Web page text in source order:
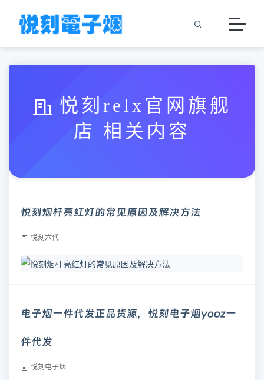
悦刻relx官网旗舰
店 相关内容
悦刻烟杆亮红灯的常见原因及解决方法
悦刻六代
电子烟一件代发正品货源，悦刻电子烟yooz一
件代发
悦刻电子烟